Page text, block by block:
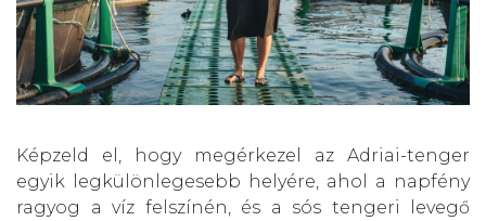
Képzeld el, hogy megérkezel az Adriai-tenger
egyik legkülönlegesebb helyére, ahol a napfény
ragyog a víz felszínén, és a sós tengeri levegő